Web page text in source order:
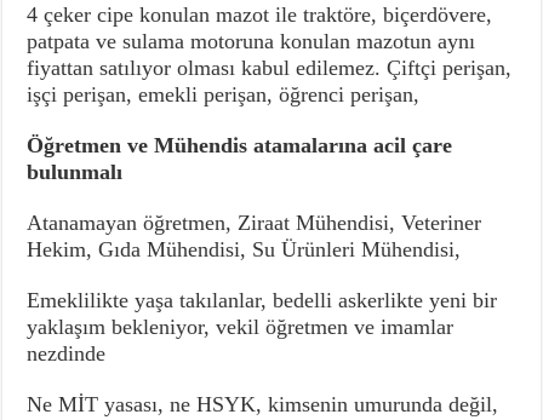
4 çeker cipe konulan mazot ile traktöre, biçerdövere,
patpata ve sulama motoruna konulan mazotun aynı
fiyattan satılıyor olması kabul edilemez. Çiftçi perişan,
işçi perişan, emekli perişan, öğrenci perişan,
Öğretmen ve Mühendis atamalarına acil çare
bulunmalı
Atanamayan öğretmen, Ziraat Mühendisi, Veteriner
Hekim, Gıda Mühendisi, Su Ürünleri Mühendisi,
Emeklilikte yaşa takılanlar, bedelli askerlikte yeni bir
yaklaşım bekleniyor, vekil öğretmen ve imamlar
nezdinde
Ne MİT yasası, ne HSYK, kimsenin umurunda değil,